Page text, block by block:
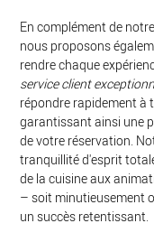
En complément de
nous proposons
rendre chaque
service client
répondre rapidement à
garantissant ainsi une
de votre réservation.
tranquillité d'esprit
de la cuisine aux
– soit minutieusement
un succès retentissant.